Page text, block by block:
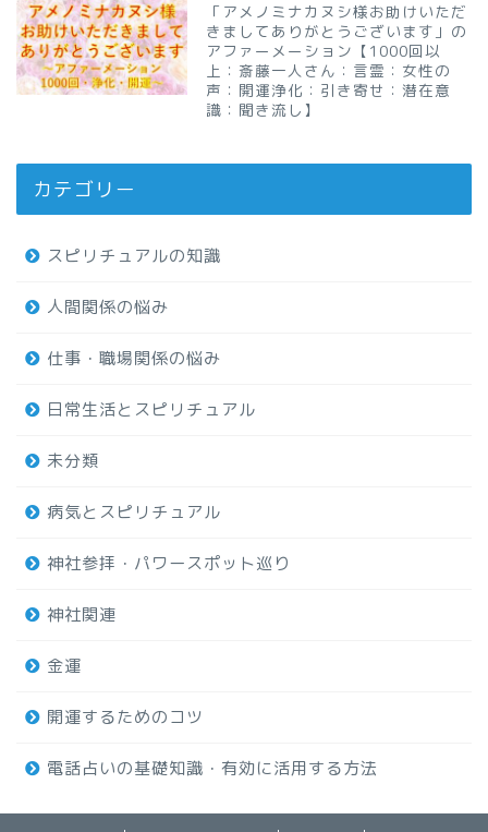
「アメノミナカヌシ様お助けいただ
きましてありがとうございます」の
アファーメーション【1000回以
上：斎藤一人さん：言霊：女性の
声：開運浄化：引き寄せ：潜在意
識：聞き流し】
カテゴリー
スピリチュアルの知識
人間関係の悩み
仕事・職場関係の悩み
日常生活とスピリチュアル
未分類
病気とスピリチュアル
神社参拝・パワースポット巡り
神社関連
金運
開運するためのコツ
電話占いの基礎知識・有効に活用する方法